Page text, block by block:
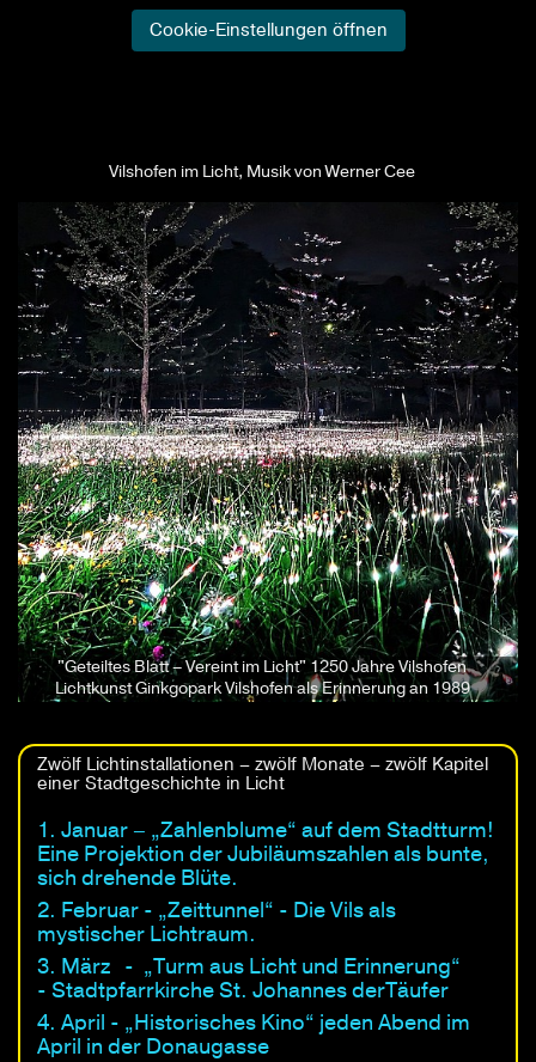
Vilshofen im Licht, Musik von Werner Cee
"Geteiltes Blatt – Vereint im Licht" 1250 Jahre Vilshofen
Lichtkunst Ginkgopark Vilshofen als Erinnerung an 1989
Zwölf Lichtinstallationen – zwölf Monate – zwölf Kapitel
einer Stadtgeschichte in Licht
1. Januar – „Zahlenblume“ auf dem Stadtturm!
Eine Projektion der Jubiläumszahlen als bunte,
sich drehende Blüte.
2. Februar - „Zeittunnel“ - Die Vils als
mystischer Lichtraum.
3. März - „Turm aus Licht und Erinnerung“
- Stadtpfarrkirche St. Johannes derTäufer
4. April - „Historisches Kino“ jeden Abend im
April in der Donaugasse